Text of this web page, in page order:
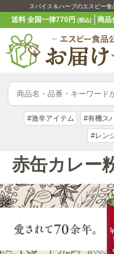
スパイス＆ハーブのエスビー
送料 全国一律770円(税込) 商品
#激辛アイテム #有機ス
#レン
赤缶カレー